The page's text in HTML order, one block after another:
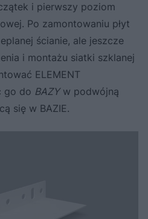
i pierwszy poziom
Po zamontowaniu płyt
ścianie, ale jeszcze
i montażu siatki szklanej
ELEMENT
go do BAZYw podwójną
się w BAZIE.